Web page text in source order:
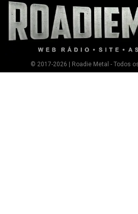
© 2017-2026 | Roadie Metal - Todos